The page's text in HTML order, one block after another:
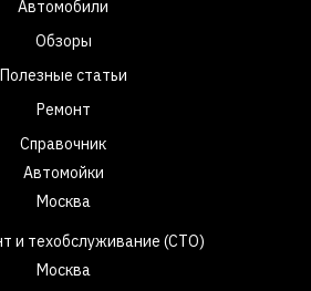
Автомобили
Обзоры
Полезные статьи
Ремонт
Справочник
Автомойки
Москва
и техобслуживание (СТО)
Москва